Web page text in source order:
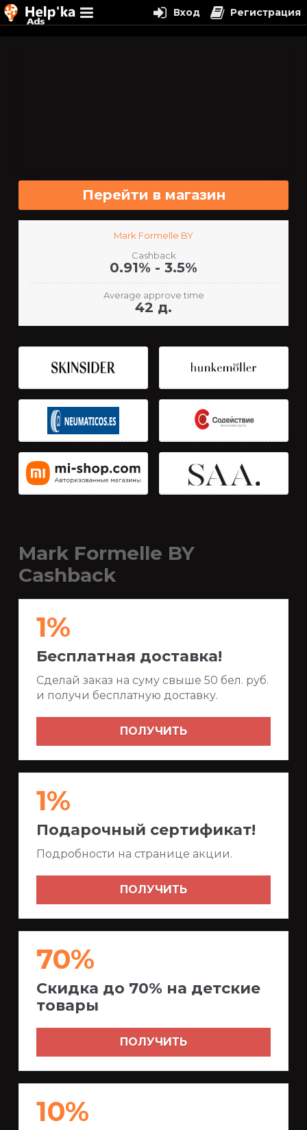
Перейти в магазин
Mark Formelle BY
Cashback
0.91% - 3.5%
Average approve time
42 д.
Mark Formelle BY
Cashback
1%
Бесплатная доставка!
Сделай заказ на суму свыше 50 бел. руб.
и получи бесплатную доставку.
ПОЛУЧИТЬ
1%
Подарочный сертификат!
Подробности на странице акции.
ПОЛУЧИТЬ
70%
Скидка до 70% на детские
товары
ПОЛУЧИТЬ
10%
Вход Регистрация